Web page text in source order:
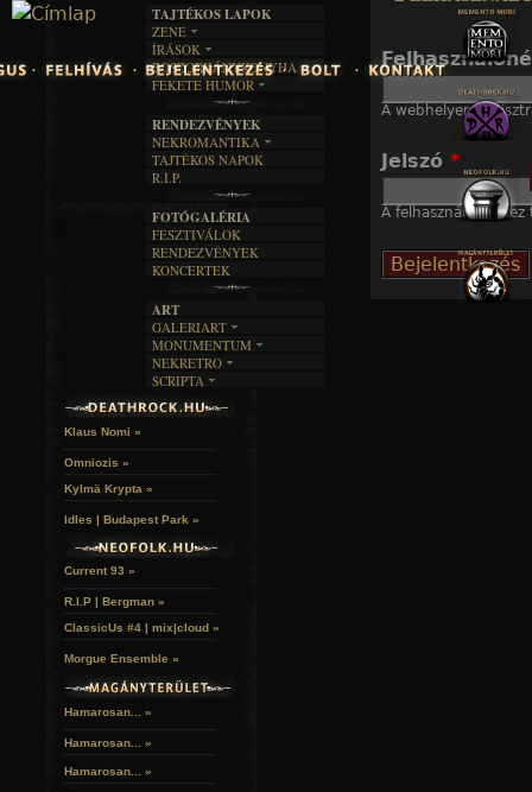
Jump to navigation
A webhelyen
Jelszó *
A felhasználónévhez
TAJTÉKOS LAPOK
ZENE
EGYÜTTESEK
INTERJÚK
FORDÍTÁSOK
DALSZÖVEGEK
ÍRÁSOK
IRODALOM
FILM
MŰVÉSZET
ÍRÁSTÖRTÉNET
BOSZORKÁNYKONYHA
FEKETE HUMOR
SZÖVEGES
RENDEZVÉNYEK
NEKROMANTIKA
AKTUÁLIS
A MÚLT
TAJTÉKOS NAPOK
R.I.P.
FOTÓGALÉRIA
FESZTIVÁLOK
RENDEZVÉNYEK
KONCERTEK
ART
GALERIART
ARTGALERI
KÉPREGÉNYEK
LAKÁSKULTS
MONUMENTUM
TEMETŐK
TEMPLOMOK
VÁRAK
NEKRETRO
SZUBKULT
FEKETE LYUK
SCRIPTA
NOVELLÁK
Klaus Nomi »
Omniozis »
Kylmä Krypta »
Idles | Budapest Park »
Current 93 »
R.I.P | Bergman »
ClassicUs #4 | mix|cloud »
Morgue Ensemble »
Hamarosan... »
Hamarosan... »
Hamarosan... »